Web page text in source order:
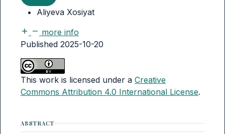
Aliyeva Xosiyat
more info
Published 2025-10-20
This work is licensed under a Creative
Commons Attribution 4.0 International License.
ABSTRACT